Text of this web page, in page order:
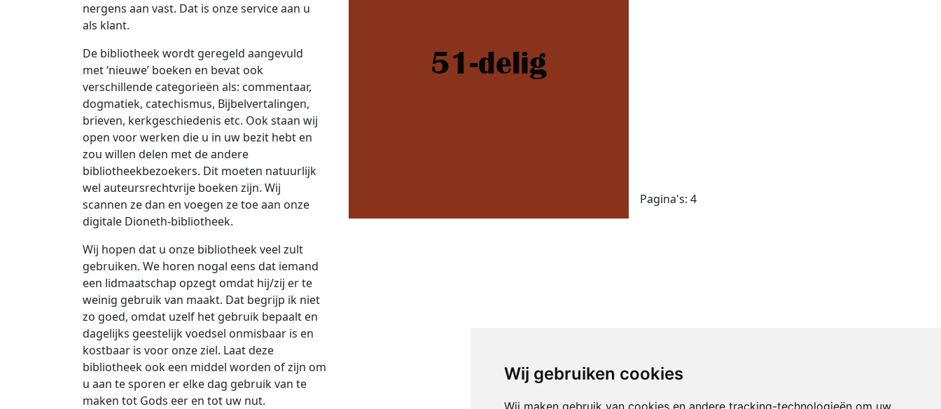
Wij gebruiken cookies
Wij maken gebruik van cookies en andere tracking-technologieën om uw
nergens aan vast. Dat is onze service aan u
als klant.
De bibliotheek wordt geregeld aangevuld
met ‘nieuwe’ boeken en bevat ook
verschillende categorieën als: commentaar,
dogmatiek, catechismus, Bijbelvertalingen,
brieven, kerkgeschiedenis etc. Ook staan wij
open voor werken die u in uw bezit hebt en
zou willen delen met de andere
bibliotheekbezoekers. Dit moeten natuurlijk
wel auteursrechtvrije boeken zijn. Wij
scannen ze dan en voegen ze toe aan onze
digitale Dioneth-bibliotheek.
Wij hopen dat u onze bibliotheek veel zult
gebruiken. We horen nogal eens dat iemand
een lidmaatschap opzegt omdat hij/zij er te
weinig gebruik van maakt. Dat begrijp ik niet
zo goed, omdat uzelf het gebruik bepaalt en
dagelijks geestelijk voedsel onmisbaar is en
kostbaar is voor onze ziel. Laat deze
bibliotheek ook een middel worden of zijn om
u aan te sporen er elke dag gebruik van te
maken tot Gods eer en tot uw nut.
Pagina's: 4